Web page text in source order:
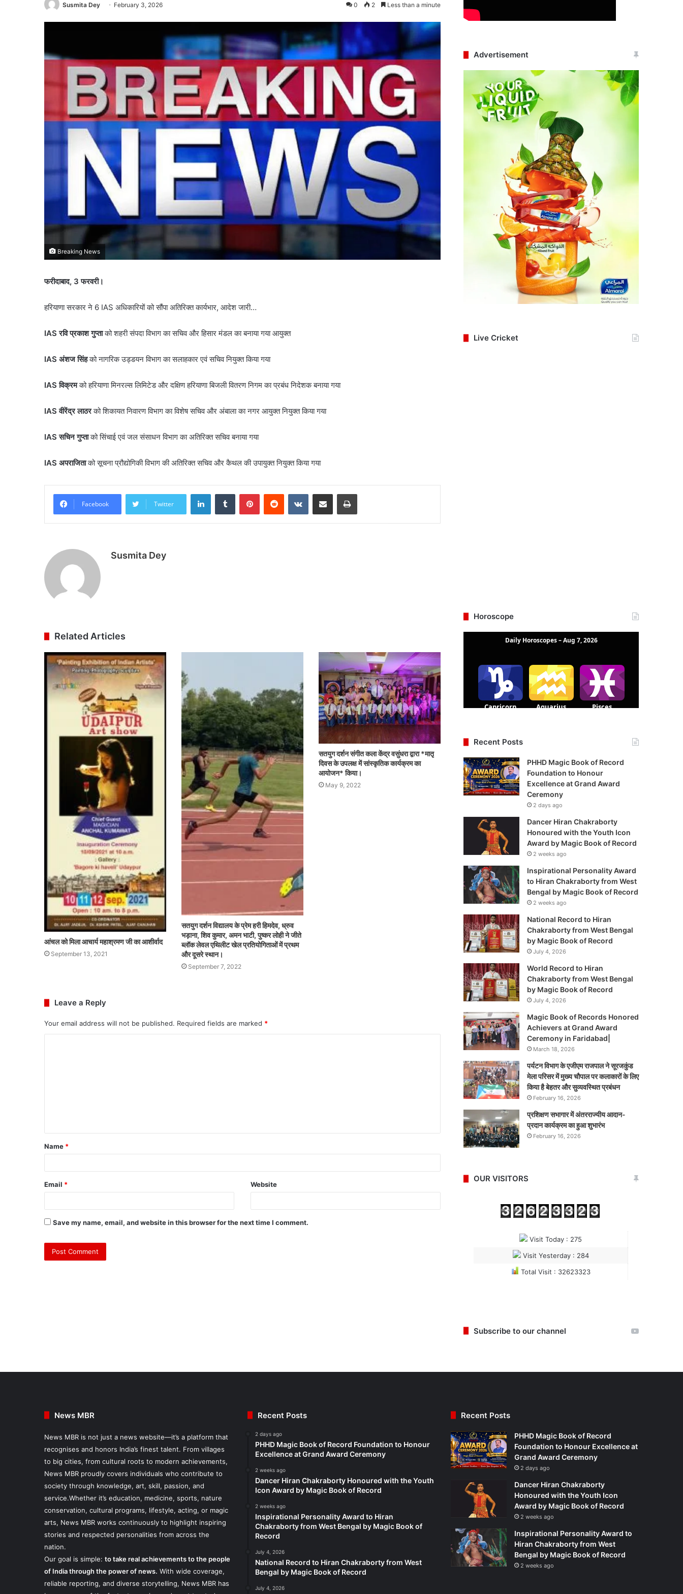
Susmita Dey February 3, 2026 0 2 Less than a minute
Breaking News
फरीदाबाद, 3 फरवरी।
हरियाणा सरकार ने 6 IAS अधिकारियों को सौंपा अतिरिक्त कार्यभार, आदेश जारी…
IAS रवि प्रकाश गुप्ताको शहरी संपदा विभाग का सचिव और हिसार मंडल का बनाया गया आयुक्त
IAS अंशज सिंहको नागरिक उड्डयन विभाग का सलाहकार एवं सचिव नियुक्त किया गया
IAS विक्रमको हरियाणा मिनरल्स लिमिटेड और दक्षिण हरियाणा बिजली वितरण निगम का प्रबंध निदेशक बनाया गया
IAS वीरेंद्र लाठरको शिकायत निवारण विभाग का विशेष सचिव और अंबाला का नगर आयुक्त नियुक्त किया गया
IAS सचिन गुप्ताको सिंचाई एवं जल संसाधन विभाग का अतिरिक्त सचिव बनाया गया
IAS अपराजिताको सूचना प्रौद्योगिकी विभाग की अतिरिक्त सचिव और कैथल की उपायुक्त नियुक्त किया गया
Facebook Twitter
LinkedInTumblr PinterestReddit VKontakteShare via Email Print
Susmita Dey
Related Articles
आंचल को मिला आचार्य महाश्रमण जी का आशीर्वाद
September 13, 2021
सतयुग दर्शन विद्यालय के प्रेम हरी हिमदेव, ध्रुव
भड़ाना, शिव कुमार, अमन भाटी, पुष्कर लोही ने जीते
ब्लॉक लेवल एथिलीट खेल प्रतियोगिताओं में प्रथम
और दूसरे स्थान।
September 7, 2022
सतयुग दर्शन संगीत कला केंद्र वसुंधरा द्वारा *मातृ
दिवस के उपलक्ष में सांस्कृतिक कार्यक्रम का
आयोजन* किया।
May 9, 2022
Leave a Reply
Your email address will not be published. Required fields are marked *
t
*
Name *
Email * Website
Save my name, email, and website in this browser for the next time I comment.
Advertisement
Live Cricket
Horoscope
Recent Posts
PHHD Magic Book of Record
Foundation to Honour
Excellence at Grand Award
Ceremony
2 days ago
Dancer Hiran Chakraborty
Honoured with the Youth Icon
Award by Magic Book of Record
2 weeks ago
Inspirational Personality Award
to Hiran Chakraborty from West
Bengal by Magic Book of Record
2 weeks ago
National Record to Hiran
Chakraborty from West Bengal
by Magic Book of Record
July 4, 2026
World Record to Hiran
Chakraborty from West Bengal
by Magic Book of Record
July 4, 2026
Magic Book of Records Honored
Achievers at Grand Award
Ceremony in Faridabad|
March 18, 2026
पर्यटन विभाग के एजीएम राजपाल ने सूरजकुंड
मेला परिसर में मुख्य चौपाल पर कलाकारों के लिए
किया है बेहतर और सुव्यवस्थित प्रबंधन
February 16, 2026
प्रशिक्षण सभागार में अंतरराज्यीय आदान-
प्रदान कार्यक्रम का हुआ शुभारंभ
February 16, 2026
OUR VISITORS
Visit Today : 275
Visit Yesterday : 284
Total Visit : 32623323
Subscribe to our channel
News MBR
News MBR is not just a news website—it’s a platform that
recognises and honors India’s finest talent. From villages
to big cities, from cultural roots to modern achievements,
News MBR proudly covers individuals who contribute to
society through knowledge, art, skill, passion, and
service.Whether it’s education, medicine, sports, nature
conservation, cultural programs, lifestyle, acting, or magic
arts, News MBR works continuously to highlight inspiring
stories and respected personalities from across the
nation.
Our goal is simple: to take real achievements to the people
of India through the power of news. With wide coverage,
reliable reporting, and diverse storytelling, News MBR has
Recent Posts
2 days ago
PHHD Magic Book of Record Foundation to Honour
Excellence at Grand Award Ceremony
2 weeks ago
Dancer Hiran Chakraborty Honoured with the Youth
Icon Award by Magic Book of Record
2 weeks ago
Inspirational Personality Award to Hiran
Chakraborty from West Bengal by Magic Book of
Record
July 4, 2026
National Record to Hiran Chakraborty from West
Bengal by Magic Book of Record
July 4, 2026
Recent Posts
PHHD Magic Book of Record
Foundation to Honour Excellence at
Grand Award Ceremony
2 days ago
Dancer Hiran Chakraborty
Honoured with the Youth Icon
Award by Magic Book of Record
2 weeks ago
Inspirational Personality Award to
Hiran Chakraborty from West
Bengal by Magic Book of Record
2 weeks ago